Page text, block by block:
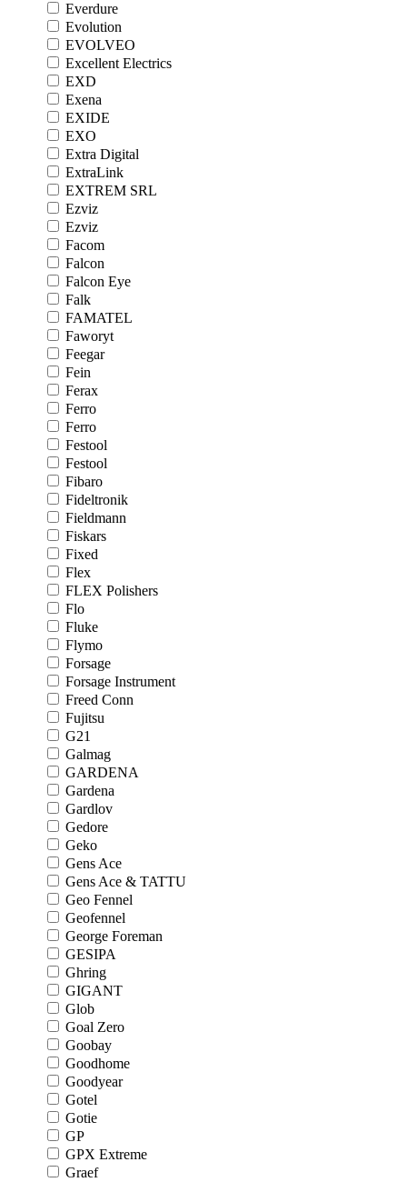
Everdure
Evolution
EVOLVEO
Excellent Electrics
EXD
Exena
EXIDE
EXO
Extra Digital
ExtraLink
EXTREM SRL
Ezviz
Ezviz
Facom
Falcon
Falcon Eye
Falk
FAMATEL
Faworyt
Feegar
Fein
Ferax
Ferro
Ferro
Festool
Festool
Fibaro
Fideltronik
Fieldmann
Fiskars
Fixed
Flex
FLEX Polishers
Flo
Fluke
Flymo
Forsage
Forsage Instrument
Freed Conn
Fujitsu
G21
Galmag
GARDENA
Gardena
Gardlov
Gedore
Geko
Gens Ace
Gens Ace & TATTU
Geo Fennel
Geofennel
George Foreman
GESIPA
Ghring
GIGANT
Glob
Goal Zero
Goobay
Goodhome
Goodyear
Gotel
Gotie
GP
GPX Extreme
Graef